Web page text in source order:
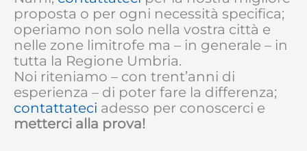
proposta o per ogni necessità specifica;
operiamo non solo nella vostra città e
nelle zone limitrofe ma – in generale – in
tutta la Regione Umbria.
Noi riteniamo – con trent’anni di
esperienza – di poter fare la differenza;
contattateci adesso per conoscerci e
metterci alla prova!